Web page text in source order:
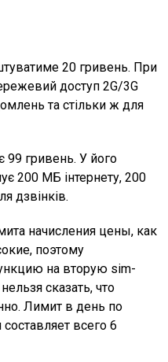
20 гривень. При
доступ 2G/3G
та стільки ж для
99 гривень. У його
200 МБ інтернету, 200
дзвінків.
начисления цены, как
поэтому
на вторую sim-
сказать, что
Лимит в день по
всего 6